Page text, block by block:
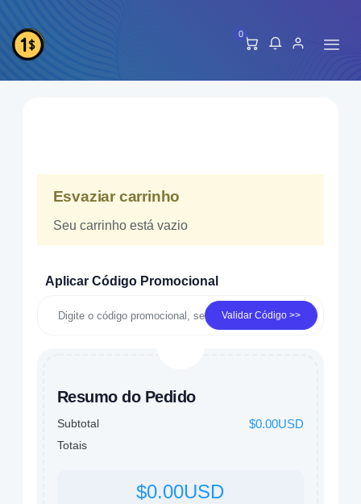
0
Esvaziar carrinho
Seu carrinho está vazio
Aplicar Código Promocional
Validar Código >>
Resumo do Pedido
Subtotal $0.00USD
Totais
$0.00USD